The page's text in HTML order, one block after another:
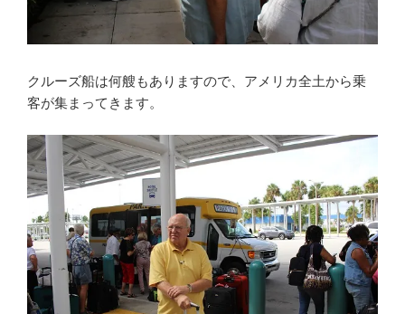
クルーズ船は何艘もありますので、アメリカ全土から乗
客が集まってきます。